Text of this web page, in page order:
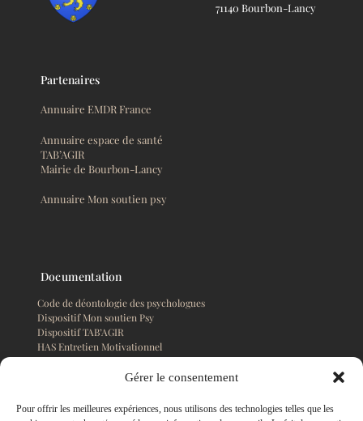
Gérer le consentement
Pour offrir les meilleures expériences, nous utilisons des technologies telles que les
71140 Bourbon-Lancy
Partenaires
Annuaire EMDR France
Annuaire espace de santé
TAB’AGIR
Mairie de Bourbon-Lancy
Annuaire Mon soutien psy
Documentation
Code de déontologie des psychologues
Dispositif Mon soutien Psy
Dispositif TAB’AGIR
HAS Entretien Motivationnel
Plaquette EMDR France